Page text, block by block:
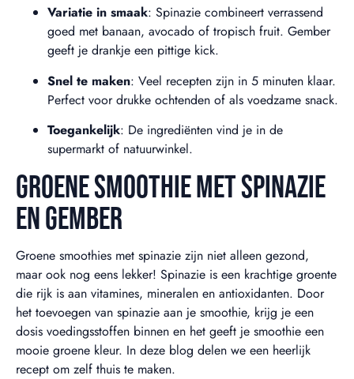
Variatie in smaak: Spinazie combineert verrassend
goed met banaan, avocado of tropisch fruit. Gember
geeft je drankje een pittige kick.
Snel te maken: Veel recepten zijn in 5 minuten klaar.
Perfect voor drukke ochtenden of als voedzame snack.
Toegankelijk: De ingrediënten vind je in de
supermarkt of natuurwinkel.
GROENE SMOOTHIE MET SPINAZIE
EN GEMBER
Groene smoothies met spinazie zijn niet alleen gezond,
maar ook nog eens lekker! Spinazie is een krachtige groente
die rijk is aan vitamines, mineralen en antioxidanten. Door
het toevoegen van spinazie aan je smoothie, krijg je een
dosis voedingsstoffen binnen en het geeft je smoothie een
mooie groene kleur. In deze blog delen we een heerlijk
recept om zelf thuis te maken.